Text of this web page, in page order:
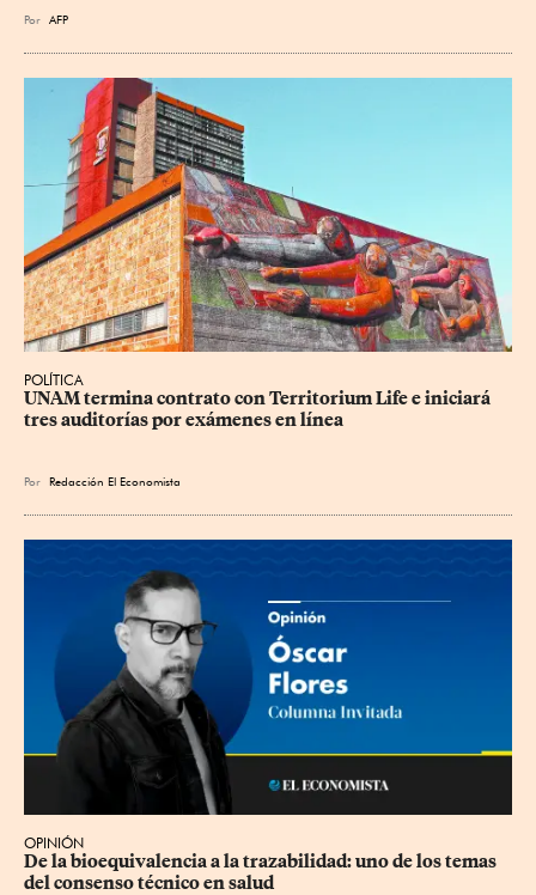
Por AFP
POLÍTICA
UNAM termina contrato con Territorium Life e iniciará
tres auditorías por exámenes en línea
Por Redacción El Economista
OPINIÓN
De la bioequivalencia a la trazabilidad: uno de los temas
del consenso técnico en salud